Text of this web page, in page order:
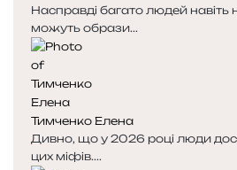
Насправді багато людей навіть
можуть образи...
Тимченко Елена
Дивно, що у 2026 році люди досі
цих міфів....